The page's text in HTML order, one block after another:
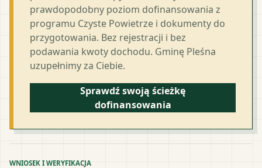
prawdopodobny poziom dofinansowania z
programu Czyste Powietrze i dokumenty do
przygotowania. Bez rejestracji i bez
podawania kwoty dochodu. Gminę Pleśna
uzupełnimy za Ciebie.
Sprawdź swoją ścieżkę
dofinansowania
WNIOSEK I WERYFIKACJA